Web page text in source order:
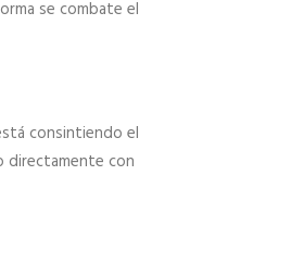
se combate el
consintiendo el
directamente con